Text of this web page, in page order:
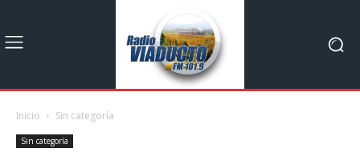
Inicio Sin categoría
Sin categoría